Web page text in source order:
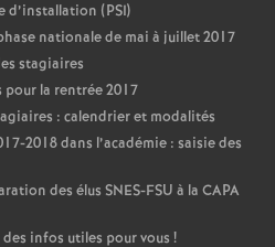
d’installation (PSI)
nationale de mai à juillet 2017
stagiaires
la rentrée 2017
: calendrier et modalités
2018 dans l’académie : saisie des
des élus SNES-FSU à la CAPA
infos utiles pour vous !